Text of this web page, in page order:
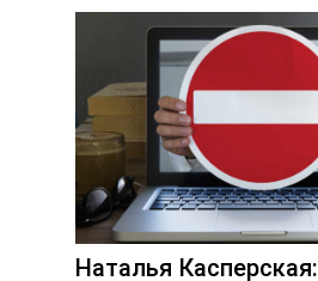
Наталья Касперская: